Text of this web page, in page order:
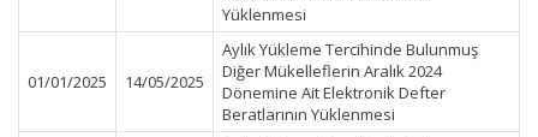
Yüklenmesi
01/01/2025 14/05/2025
Aylık Yükleme Tercihinde Bulunmuş
Diğer Mükelleflerin Aralık 2024
Dönemine Ait Elektronik Defter
Beratlarının Yüklenmesi